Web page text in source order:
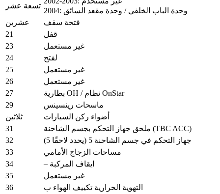
تسعة عشر
2004: وحدة الباب الخلفي / وحدة مقعد السائق
عشرين
فتحة سقف
21
قفل
23
غير مستعمل
24
لفتح
25
غير مستعمل
26
غير مستعمل
27
بطارية OH / نظام OnStar
29
ماسحات رينسينس
ثلاثين
أضواء ركن السيارات
31
ملحق جهاز التحكم بجسم الشاحنة (TBC ACC)
32
جهاز التحكم في جسم الشاحنة 5 (يحدد لاحقًا 5)
33
مساحات الزجاج الأمامي
34
– ايقاف المركبة
35
غير مستعمل
36
التهوية الحرارية تكييف الهواء ب